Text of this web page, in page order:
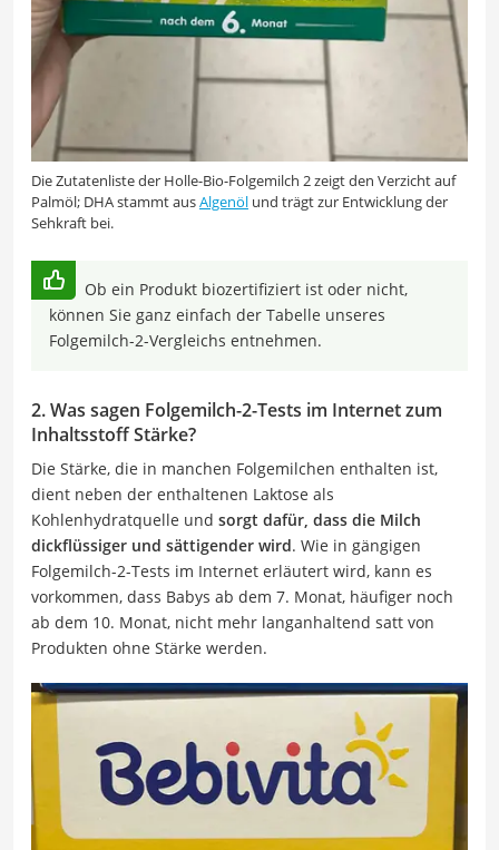
Die Zutatenliste der Holle-Bio-Folgemilch 2 zeigt den Verzicht auf
Palmöl; DHA stammt ausAlgenöl und trägt zur Entwicklung der
Sehkraft bei.
Ob ein Produkt biozertifiziert ist oder nicht,
können Sie ganz einfach der Tabelle unseres
Folgemilch-2-Vergleichs entnehmen.
2. Was sagen Folgemilch-2-Tests im Internet zum
Inhaltsstoff Stärke?
Die Stärke, die in manchen Folgemilchen enthalten ist,
dient neben der enthaltenen Laktose als
Kohlenhydratquelle und sorgt dafür, dass die Milch
dickflüssiger und sättigender wird. Wie in gängigen
Folgemilch-2-Tests im Internet erläutert wird, kann es
vorkommen, dass Babys ab dem 7. Monat, häufiger noch
ab dem 10. Monat, nicht mehr langanhaltend satt von
Produkten ohne Stärke werden.